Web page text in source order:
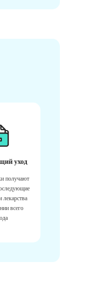
уход
получают
лекарства
всего